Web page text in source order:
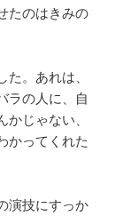
たのはきみの
。あれは、
ラの人に、自
じゃない、
かってくれた
演技にすっか